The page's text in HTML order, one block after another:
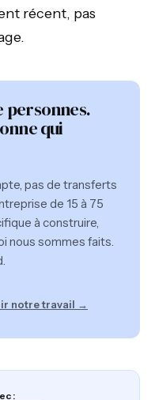
récent, pas
personnes.
qui
pas de transferts
de 15 à 75
à construire,
nous sommes faits.
notre travail →
: